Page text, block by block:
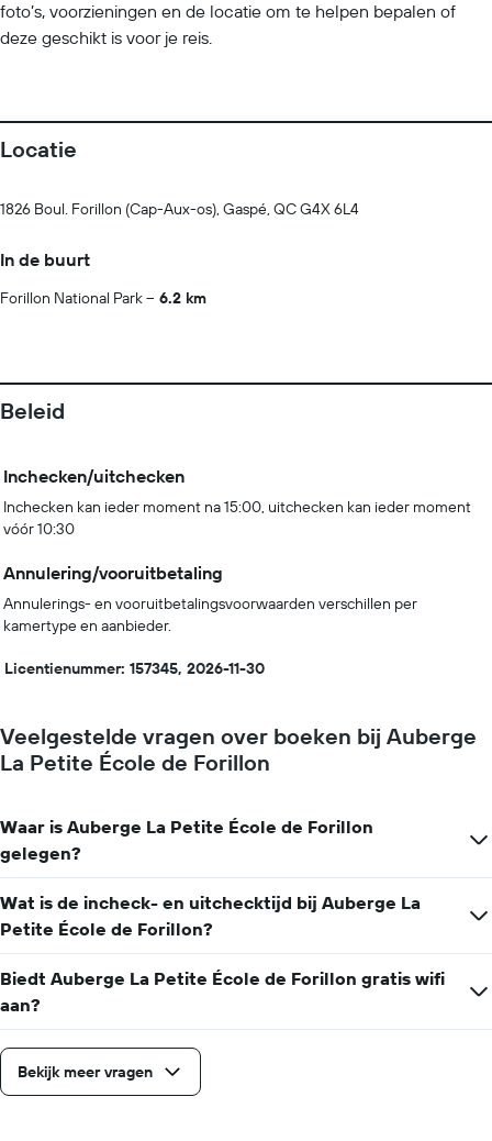
foto’s, voorzieningen en de locatie om te helpen bepalen of
deze geschikt is voor je reis.
Locatie
1826 Boul. Forillon (Cap-Aux-os), Gaspé, QC G4X 6L4
In de buurt
Forillon National Park 6.2 km
Beleid
Inchecken/uitchecken
Inchecken kan ieder moment na 15:00, uitchecken kan ieder moment
vóór 10:30
Annulering/vooruitbetaling
Annulerings- en vooruitbetalingsvoorwaarden verschillen per
kamertype en aanbieder.
Licentienummer: 157345, 2026-11-30
Veelgestelde vragen over boeken bij Auberge
La Petite École de Forillon
Waar is Auberge La Petite École de Forillon
gelegen?
Wat is de incheck- en uitchecktijd bij Auberge La
Petite École de Forillon?
Biedt Auberge La Petite École de Forillon gratis wifi
aan?
Bekijk meer vragen